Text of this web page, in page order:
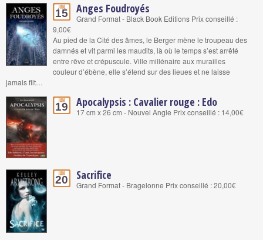
Jan.
15 Anges Foudroyés
Grand Format - Black Book Editions Prix conseillé :
9,00€
Au pied de la Cité des âmes, le Berger mène le troupeau des
damnés et vit parmi les maudits, là où le temps s’est arrêté
entre rêve et crépuscule. Ville millénaire aux murailles
couleur d’ébène, elle s’étend sur des lieues et ne laisse
jamais filt…
Jan.
19 Apocalypsis : Cavalier rouge : Edo
17 cm x 26 cm - Nouvel Angle Prix conseillé : 14,00€
Jan.
20 Sacrifice
Grand Format - Bragelonne Prix conseillé : 20,00€